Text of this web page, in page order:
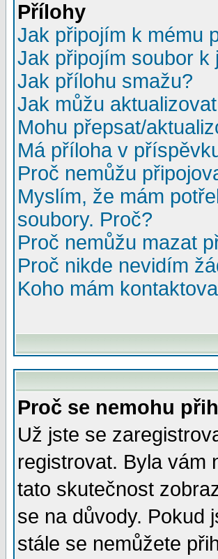
Přílohy
Jak připojím k mému
Jak připojím soubor
Jak přílohu smažu?
Jak můžu
Mohu přepsat/
Má příloha v
Proč nemůžu
Myslím, že mám
soubory. Proč?
Proč nemůžu mazat
Proč nikde nevidím
Koho mám
Proč se nemohu
Už jste se
registrovat. Byla vám
tato skutečnost
se na důvody. Pokud
stále se nemůžete